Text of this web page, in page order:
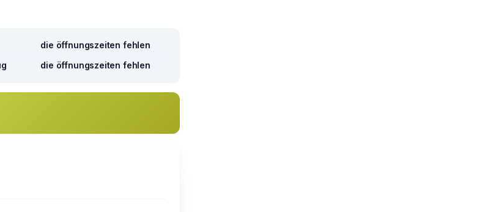
die öffnungszeiten fehlen
die öffnungszeiten fehlen